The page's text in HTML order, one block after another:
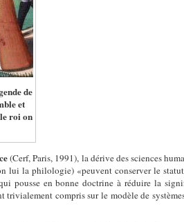
de
et
roi on
(Cerf, Paris, 1991), la dérive des sciences
lui la philologie) «peuvent conserver le
pousse en bonne doctrine à réduire la
trivialement compris sur le modèle de